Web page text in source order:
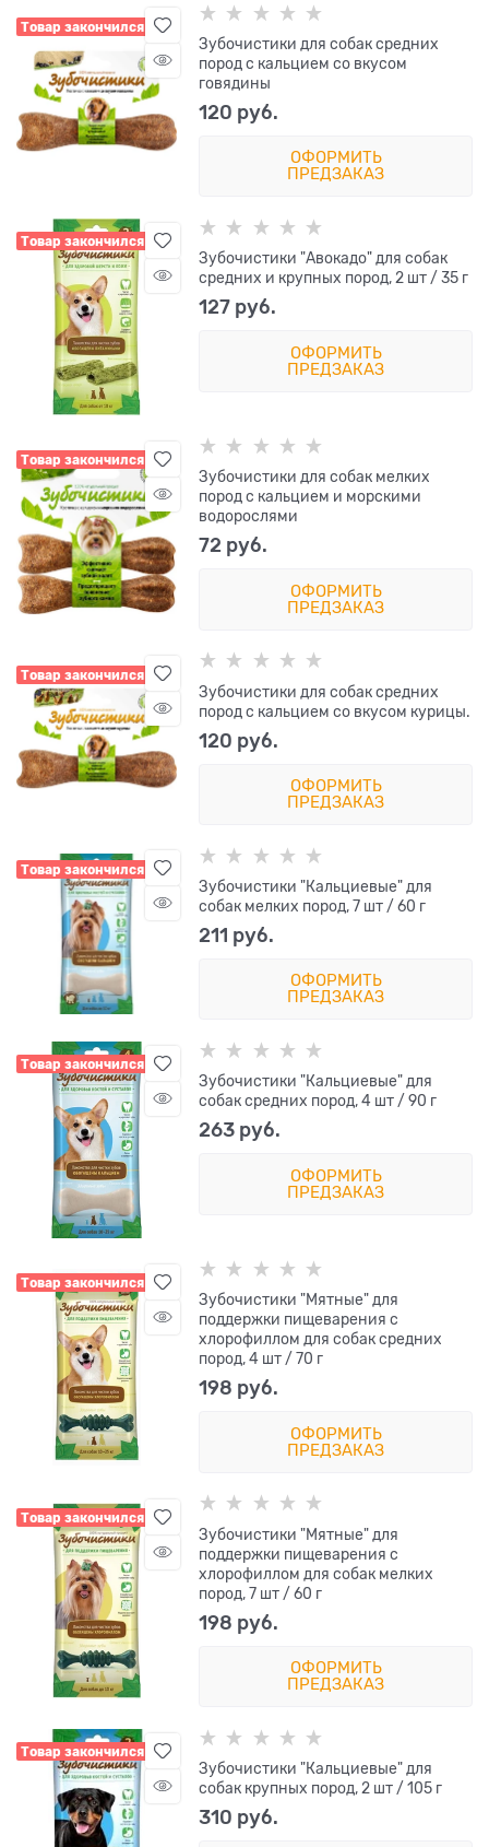
Товар закончился
Зубочистики для собак средних
пород с кальцием со вкусом
говядины
120 руб.
ОФОРМИТЬ
ПРЕДЗАКАЗ
Товар закончился
Зубочистики "Авокадо" для собак
средних и крупных пород, 2 шт / 35 г
127 руб.
ОФОРМИТЬ
ПРЕДЗАКАЗ
Товар закончился
Зубочистики для собак мелких
пород с кальцием и морскими
водорослями
72 руб.
ОФОРМИТЬ
ПРЕДЗАКАЗ
Товар закончился
Зубочистики для собак средних
пород с кальцием со вкусом курицы.
120 руб.
ОФОРМИТЬ
ПРЕДЗАКАЗ
Товар закончился
Зубочистики "Кальциевые" для
собак мелких пород, 7 шт / 60 г
211 руб.
ОФОРМИТЬ
ПРЕДЗАКАЗ
Товар закончился
Зубочистики "Кальциевые" для
собак средних пород, 4 шт / 90 г
263 руб.
ОФОРМИТЬ
ПРЕДЗАКАЗ
Товар закончился
Зубочистики "Мятные" для
поддержки пищеварения с
хлорофиллом для собак средних
пород, 4 шт / 70 г
198 руб.
ОФОРМИТЬ
ПРЕДЗАКАЗ
Товар закончился
Зубочистики "Мятные" для
поддержки пищеварения с
хлорофиллом для собак мелких
пород, 7 шт / 60 г
198 руб.
ОФОРМИТЬ
ПРЕДЗАКАЗ
Товар закончился
Зубочистики "Кальциевые" для
собак крупных пород, 2 шт / 105 г
310 руб.